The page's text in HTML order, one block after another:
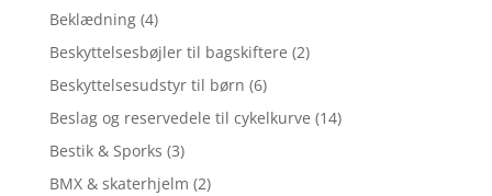
Beklædning (4)
Beskyttelsesbøjler til bagskiftere (2)
Beskyttelsesudstyr til børn (6)
Beslag og reservedele til cykelkurve (14)
Bestik & Sporks (3)
BMX & skaterhjelm (2)